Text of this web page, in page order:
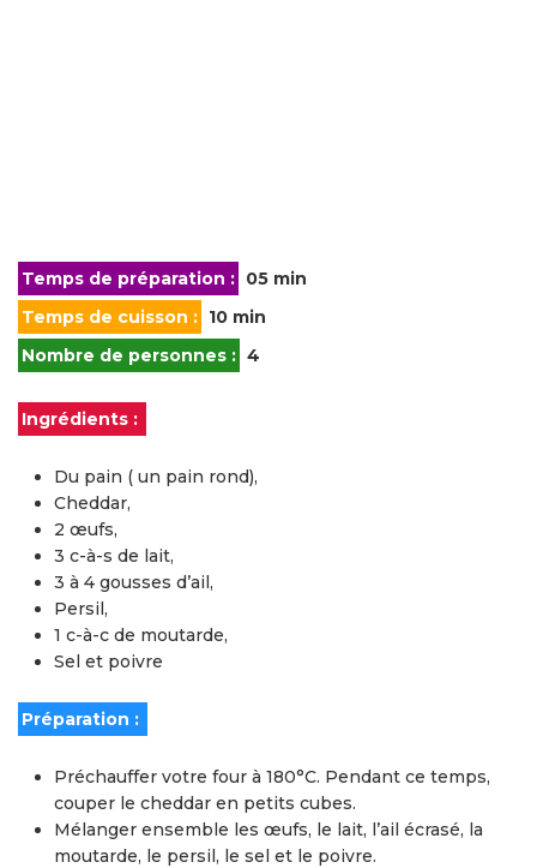
Temps de préparation : 05 min
Temps de cuisson : 10 min
Nombre de personnes : 4
Ingrédients :
Du pain ( un pain rond),
Cheddar,
2 œufs,
3 c-à-s de lait,
3 à 4 gousses d’ail,
Persil,
1 c-à-c de moutarde,
Sel et poivre
Préparation :
Préchauffer votre four à 180°C. Pendant ce temps,
couper le cheddar en petits cubes.
Mélanger ensemble les œufs, le lait, l’ail écrasé, la
moutarde, le persil, le sel et le poivre.